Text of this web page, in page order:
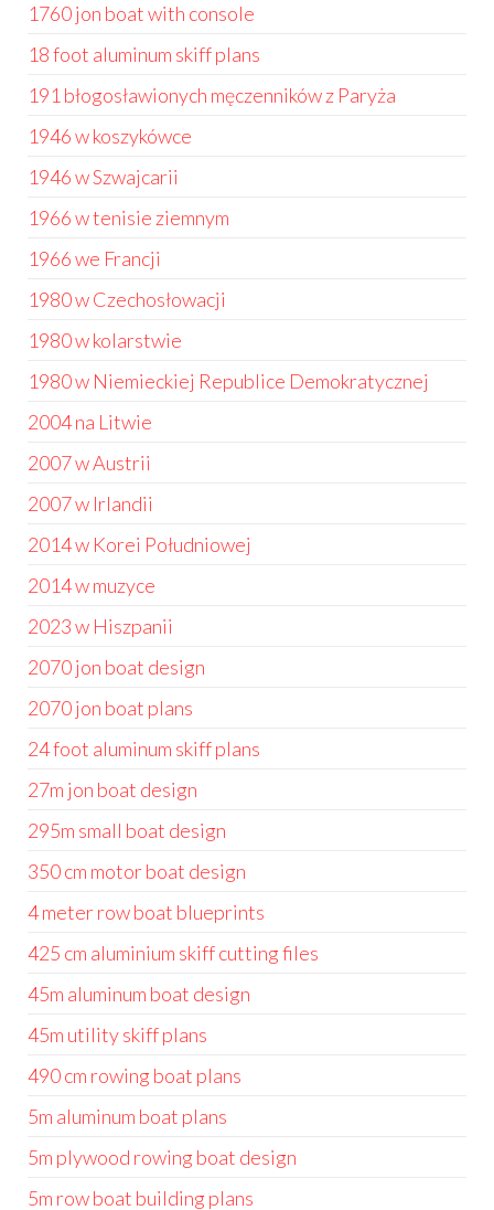
1760 jon boat with console
18 foot aluminum skiff plans
191 błogosławionych męczenników z Paryża
1946 w koszykówce
1946 w Szwajcarii
1966 w tenisie ziemnym
1966 we Francji
1980 w Czechosłowacji
1980 w kolarstwie
1980 w Niemieckiej Republice Demokratycznej
2004 na Litwie
2007 w Austrii
2007 w Irlandii
2014 w Korei Południowej
2014 w muzyce
2023 w Hiszpanii
2070 jon boat design
2070 jon boat plans
24 foot aluminum skiff plans
27m jon boat design
295m small boat design
350 cm motor boat design
4 meter row boat blueprints
425 cm aluminium skiff cutting files
45m aluminum boat design
45m utility skiff plans
490 cm rowing boat plans
5m aluminum boat plans
5m plywood rowing boat design
5m row boat building plans